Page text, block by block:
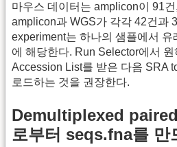
마우스 데이터는 amplicon이 91
amplicon과 WGS가 각각 42건과
experiment는 하나의 샘플에서 유
에 해당한다. Run Selector에서 원
Accession List를 받은 다음 SRA
로드하는 것을 권장한다.
Demultiplexed
로부터 seqs.fna를 만